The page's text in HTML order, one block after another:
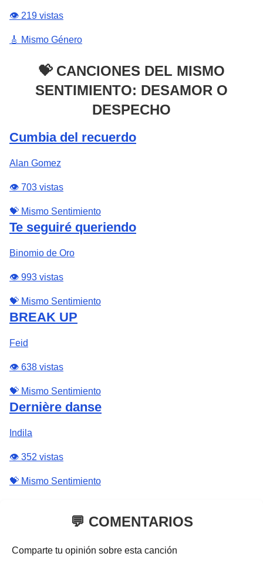
👁️ 219 vistas
🎸 Mismo Género
💝 CANCIONES DEL MISMO
SENTIMIENTO: DESAMOR O
DESPECHO
Cumbia del recuerdo
Alan Gomez
👁️ 703 vistas
💝 Mismo Sentimiento
Te seguiré queriendo
Binomio de Oro
👁️ 993 vistas
💝 Mismo Sentimiento
BREAK UP
Feid
👁️ 638 vistas
💝 Mismo Sentimiento
Dernière danse
Indila
👁️ 352 vistas
💝 Mismo Sentimiento
💬 COMENTARIOS
Comparte tu opinión sobre esta canción